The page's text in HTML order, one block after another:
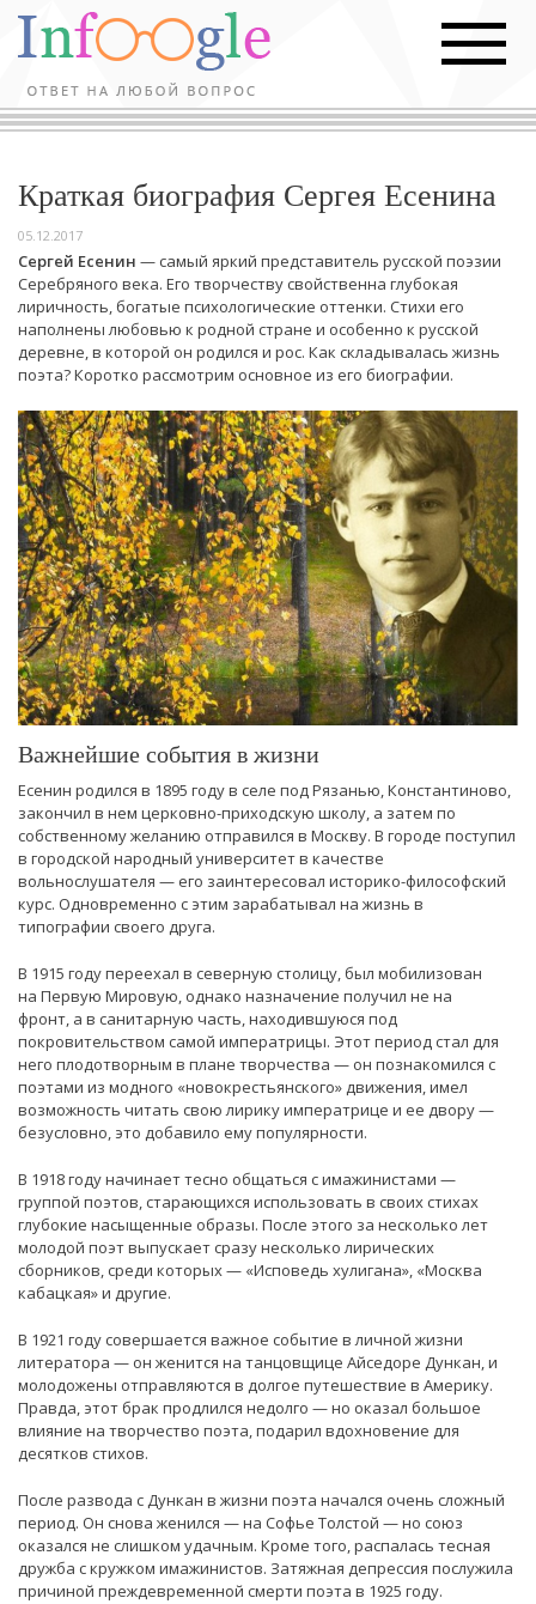
Краткая биография Сергея Есенина
05.12.2017
Сергей Есенин — самый яркий представитель русской поэзии
Серебряного века. Его творчеству свойственна глубокая
лиричность, богатые психологические оттенки. Стихи его
наполнены любовью к родной стране и особенно к русской
деревне, в которой он родился и рос. Как складывалась жизнь
поэта? Коротко рассмотрим основное из его биографии.
Важнейшие события в жизни
Есенин родился в 1895 году в селе под Рязанью, Константиново,
закончил в нем церковно-приходскую школу, а затем по
собственному желанию отправился в Москву. В городе поступил
в городской народный университет в качестве
вольнослушателя — его заинтересовал историко-философский
курс. Одновременно с этим зарабатывал на жизнь в
типографии своего друга.
В 1915 году переехал в северную столицу, был мобилизован
на Первую Мировую, однако назначение получил не на
фронт, а в санитарную часть, находившуюся под
покровительством самой императрицы. Этот период стал для
него плодотворным в плане творчества — он познакомился с
поэтами из модного «новокрестьянского» движения, имел
возможность читать свою лирику императрице и ее двору —
безусловно, это добавило ему популярности.
В 1918 году начинает тесно общаться с имажинистами —
группой поэтов, старающихся использовать в своих стихах
глубокие насыщенные образы. После этого за несколько лет
молодой поэт выпускает сразу несколько лирических
сборников, среди которых — «Исповедь хулигана», «Москва
кабацкая» и другие.
В 1921 году совершается важное событие в личной жизни
литератора — он женится на танцовщице Айседоре Дункан, и
молодожены отправляются в долгое путешествие в Америку.
Правда, этот брак продлился недолго — но оказал большое
влияние на творчество поэта, подарил вдохновение для
десятков стихов.
После развода с Дункан в жизни поэта начался очень сложный
период. Он снова женился — на Софье Толстой — но союз
оказался не слишком удачным. Кроме того, распалась тесная
дружба с кружком имажинистов. Затяжная депрессия послужила
причиной преждевременной смерти поэта в 1925 году.